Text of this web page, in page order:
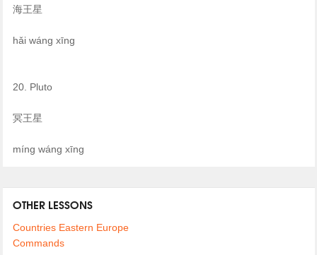
海王星
hǎi wáng xīng
20. Pluto
冥王星
míng wáng xīng
OTHER LESSONS
Countries Eastern Europe
Commands